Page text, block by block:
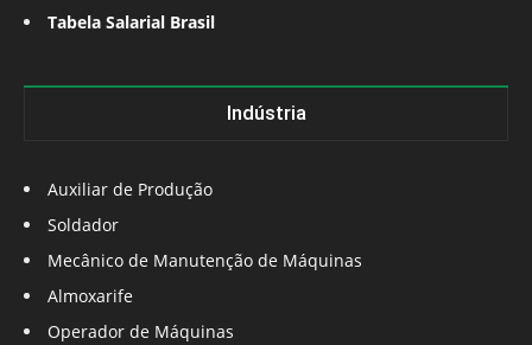
Tabela Salarial Brasil
Indústria
Auxiliar de Produção
Soldador
Mecânico de Manutenção de Máquinas
Almoxarife
Operador de Máquinas